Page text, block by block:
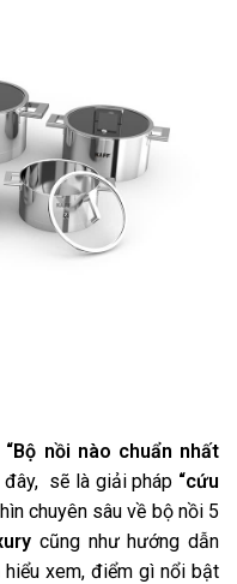
“Bộ nồi nào chuẩn nhất
sẽ là giải pháp “cứu
chuyên sâu về bộ nồi 5
cũng như hướng dẫn
xem, điểm gì nổi bật